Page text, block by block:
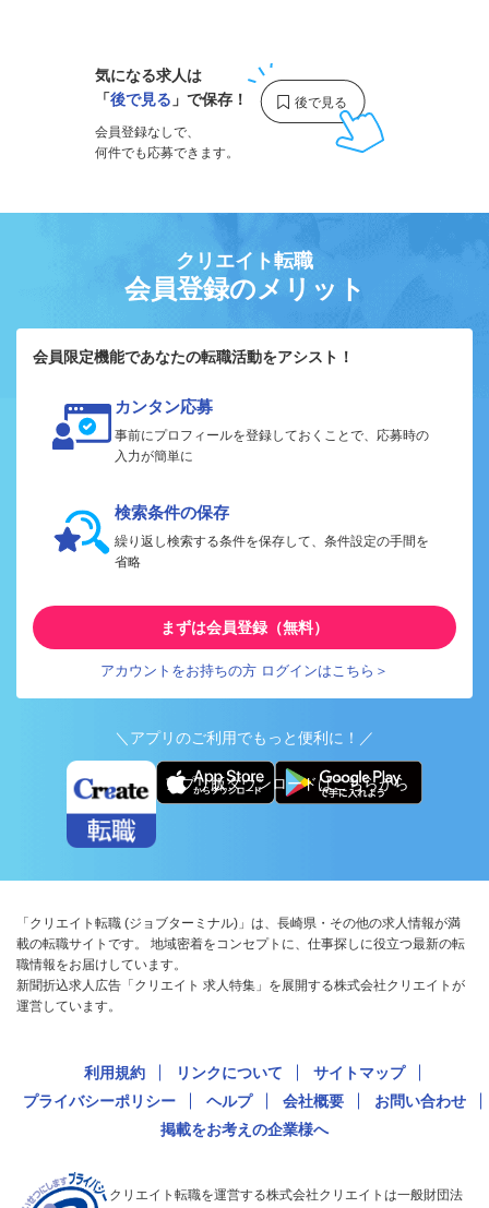
気になる求人は
「後で見る 」で保存！
会員登録なしで、
何件でも応募できます。
クリエイト転職
会員登録のメリット
会員限定機能であなたの転職活動をアシスト！
カンタン応募
事前にプロフィールを登録しておくことで、応募時の
入力が簡単に
検索条件の保存
繰り返し検索する条件を保存して、条件設定の手間を
省略
まずは会員登録（無料）
アカウントをお持ちの方 ログインはこちら＞
＼アプリのご利用でもっと便利に！／
アプリ版ダウンロードはこちらから
「クリエイト転職 (ジョブターミナル)」は、長崎県・その他の求人情報が満
載の転職サイトです。 地域密着をコンセプトに、仕事探しに役立つ最新の転
職情報をお届けしています。
新聞折込求人広告「クリエイト 求人特集」を展開する株式会社クリエイトが
運営しています。
利用規約 リンクについて
サイトマップ
プライバシーポリシー
ヘルプ 会社概要
お問い合わせ
掲載をお考えの企業様へ
クリエイト転職を運営する株式会社クリエイトは一般財団法